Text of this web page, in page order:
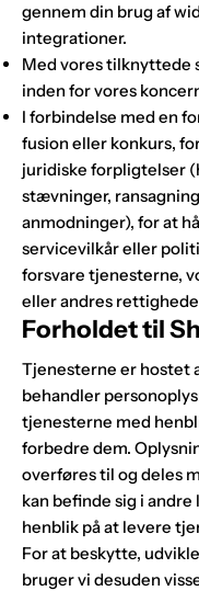
gennem din brug af
integrationer.
Med vores tilknyttede
inden for vores
I forbindelse med en
fusion eller konkurs,
juridiske forpligtelser
stævninger,
anmodninger), for at
servicevilkår eller
forsvare tjenesterne,
eller andres
Forholdet til
Tjenesterne er hostet
behandler
tjenesterne med
forbedre dem.
overføres til og deles
kan befinde sig i andre
henblik på at levere
For at beskytte,
bruger vi desuden